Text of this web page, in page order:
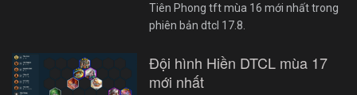
Tiên Phong tft mùa 16 mới nhất trong
phiên bản dtcl 17.8.
Đội hình Hiền DTCL mùa 17
mới nhất